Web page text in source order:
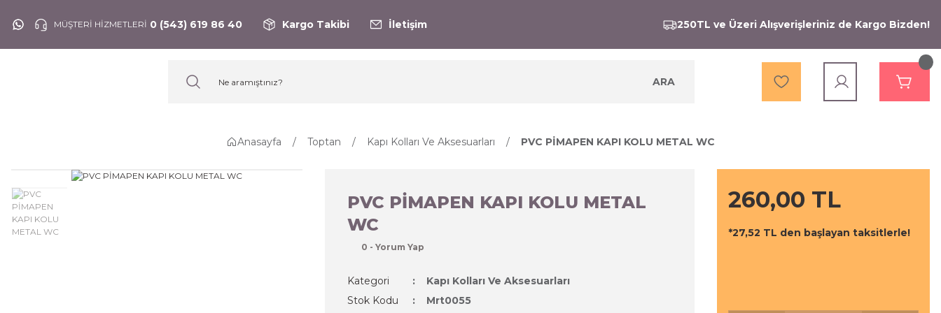
MÜŞTERİ HİZMETLERİ 0 (543) 619 86 40 Kargo Takibi İletişim 250TL ve Üzeri Alışverişleriniz de Kargo Bizden!
ARA
Anasayfa Toptan Kapı Kolları Ve Aksesuarları PVC PİMAPEN KAPI KOLU METAL WC
PVC PİMAPEN KAPI KOLU METAL
WC
0 - Yorum Yap
Kategori
Kapı Kolları Ve Aksesuarları
Stok Kodu
Mrt0055
260,00 TL
*27,52 TL den başlayan taksitlerle!